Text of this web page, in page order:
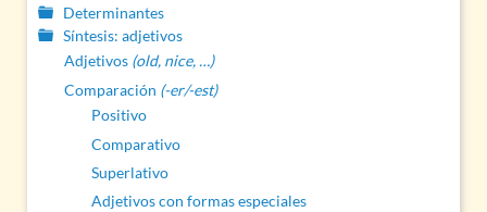
Determinantes
Síntesis: adjetivos
Adjetivos (old, nice, …)
Comparación (-er/-est)
Positivo
Comparativo
Superlativo
Adjetivos con formas especiales